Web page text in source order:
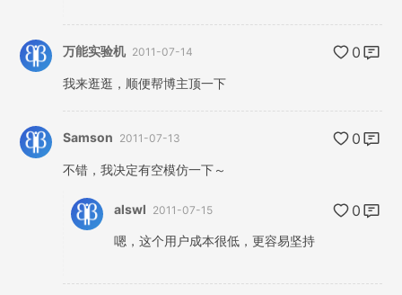
万能实验机 2011-07-14 0
我来逛逛，顺便帮博主顶一下
Samson 2011-07-13 0
不错，我决定有空模仿一下～
alswl 2011-07-15 0
嗯，这个用户成本很低，更容易坚持